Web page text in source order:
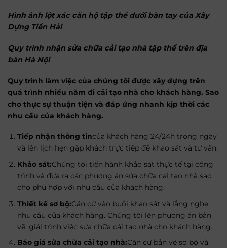
Hình ảnh lột xác căn hộ tập thể dưới bàn tay của Xây
Dựng Tiền Hải
Quy trình nhận sửa chữa cải tạo nhà tập thể trên địa
bàn Hà Nội
Quy trình làm việc của chúng tôi được xây dựng trên
quá trình nhiều năm đi cải tạo nhà cho khách hàng. Sao
cho thực sự thuận tiện và đáp ứng nhanh kịp thời các
nhu cầu của khách hàng.
Tiếp nhận thông tincủa khách hàng 24/24h trong ngày
và lên lịch hẹn gặp khách trực tiếp để khảo sát và tư vấn.
Khảo sát:Chúng tôi tiến hành khảo sát thực tế tại công
trình và đưa ra các phương án sửa chữa cải tạo nhà sao
cho phù hợp với nhu cầu của khách hàng.
Thiết kế sơ bộ:Căn cứ vào buổi khảo sát và lắng nghe
nhu cầu của khách hàng. Chúng tôi lên phương án bản
vẽ, giải trình việc sửa chữa cải tạo nhà cho khách hàng.
Báo giá sửa chữa cải tạo nhà:Căn cứ bản vẽ sơ bộ và